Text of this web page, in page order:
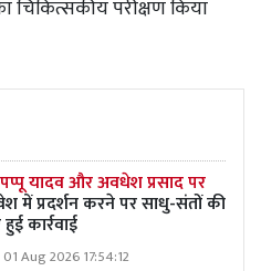
परीक्षण किया
यादव और अवधेश प्रसाद पर
में प्रदर्शन करने पर साधु-संतों की
कार्रवाई
Aug 2026 17:54:12